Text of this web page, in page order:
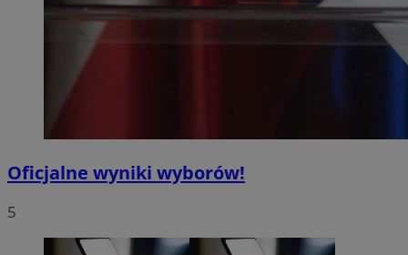
Oficjalne wyniki wyborów!
5